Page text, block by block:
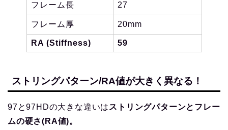
フレーム長 27
フレーム厚 20mm
RA (Stiffness) 59
ストリングパターン/RA値が大きく異なる！
97と97HDの大きな違いは ストリングパターンとフレー
ムの硬さ(RA値)。